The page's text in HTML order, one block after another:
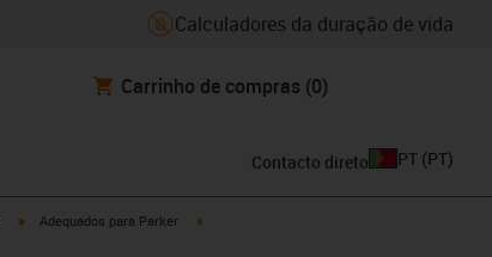
Calculadores da duração de vida
Carrinho de compras (0)
Contacto direto PT (PT)
igus-icon-arrow-right
Adequados para Parker